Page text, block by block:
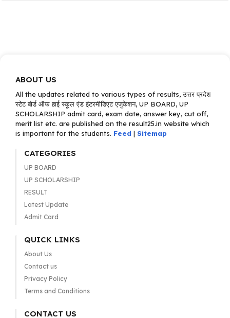
ABOUT US
All the updates related to various types of results, उत्तर प्रदेश
स्टेट बोर्ड ऑफ हाई स्कूल एंड इंटरमीडिएट एजुकेशन, UP BOARD, UP
SCHOLARSHIP admit card, exam date, answer key, cut off,
merit list etc. are published on the result25.in website which
is important for the students. Feed | Sitemap
CATEGORIES
UP BOARD
UP SCHOLARSHIP
RESULT
Latest Update
Admit Card
QUICK LINKS
About Us
Contact us
Privacy Policy
Terms and Conditions
CONTACT US